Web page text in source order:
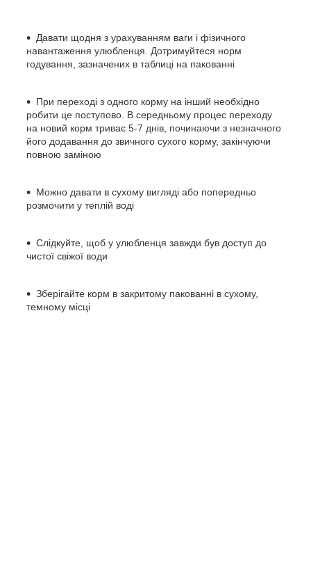
Давати щодня з урахуванням ваги і фізичного
навантаження улюбленця. Дотримуйтеся норм
годування, зазначених в таблиці на пакованні
При переході з одного корму на інший необхідно
робити це поступово. В середньому процес переходу
на новий корм триває 5-7 днів, починаючи з незначного
його додавання до звичного сухого корму, закінчуючи
повною заміною
Можно давати в сухому вигляді або попередньо
розмочити у теплій воді
Слідкуйте, щоб у улюбленця завжди був доступ до
чистої свіжої води
Зберігайте корм в закритому пакованні в сухому,
темному місці